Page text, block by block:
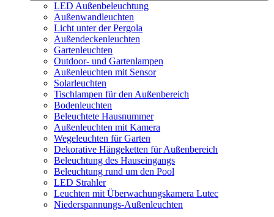
LED Außenbeleuchtung
Außenwandleuchten
Licht unter der Pergola
Außendeckenleuchten
Gartenleuchten
Outdoor- und Gartenlampen
Außenleuchten mit Sensor
Solarleuchten
Tischlampen für den Außenbereich
Bodenleuchten
Beleuchtete Hausnummer
Außenleuchten mit Kamera
Wegeleuchten für Garten
Dekorative Hängeketten für Außenbereich
Beleuchtung des Hauseingangs
Beleuchtung rund um den Pool
LED Strahler
Leuchten mit Überwachungskamera Lutec
Niederspannungs-Außenleuchten